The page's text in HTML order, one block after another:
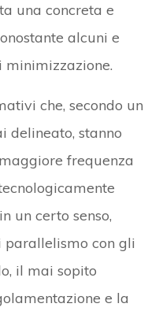
una concreta e
alcuni e
che, secondo un
delineato, stanno
frequenza
un certo senso,
parallelismo con gli
il mai sopito
e la